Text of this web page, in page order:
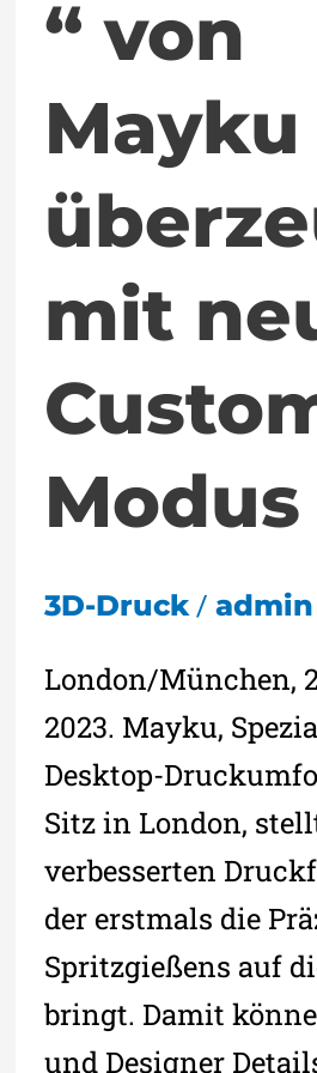
“ von
Mayku
mit
Modus
3D-Druck/ admin
London/München,
2023. Mayku,
Desktop-
Sitz in London,
verbesserten
der erstmals die
Spritzgießens auf
bringt. Damit
und Designer